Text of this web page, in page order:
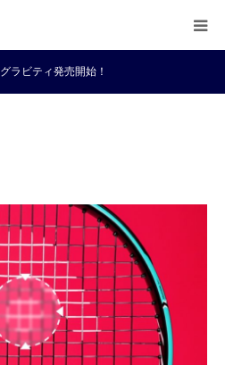
グラビティ発売開始！